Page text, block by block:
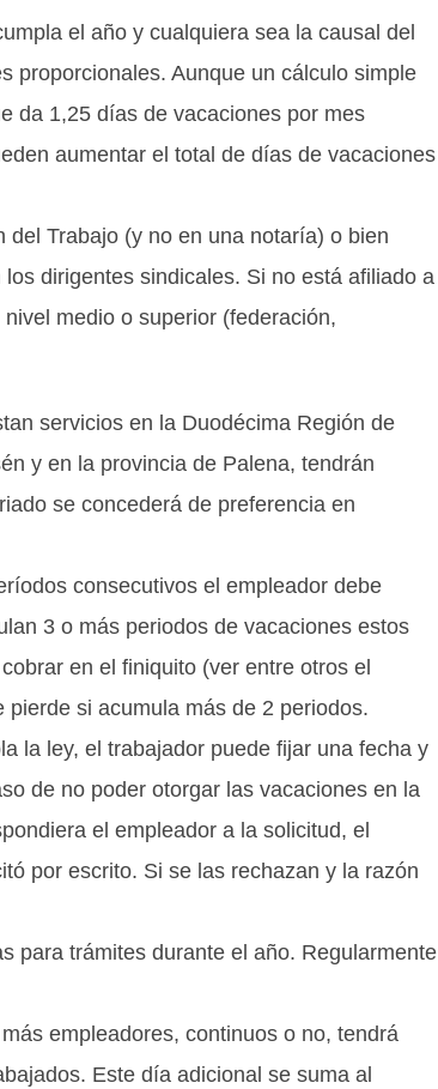
el año y cualquiera sea la causal del
proporcionales. Aunque un cálculo simple
da 1,25 días de vacaciones por mes
aumentar el total de días de vacaciones
Trabajo (y no en una notaría) o bien
dirigentes sindicales. Si no está afiliado a
medio o superior (federación,
servicios en la Duodécima Región de
y en la provincia de Palena, tendrán
se concederá de preferencia en
consecutivos el empleador debe
3 o más periodos de vacaciones estos
en el finiquito (ver entre otros el
si acumula más de 2 periodos.
la ley, el trabajador puede fijar una fecha y
de no poder otorgar las vacaciones en la
el empleador a la solicitud, el
por escrito. Si se las rechazan y la razón
para trámites durante el año. Regularmente
empleadores, continuos o no, tendrá
Este día adicional se suma al